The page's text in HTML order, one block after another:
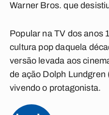
Warner Bros. que
Popular na TV dos anos
cultura pop daquela
versão levada aos
de ação Dolph
vivendo o protagonista.